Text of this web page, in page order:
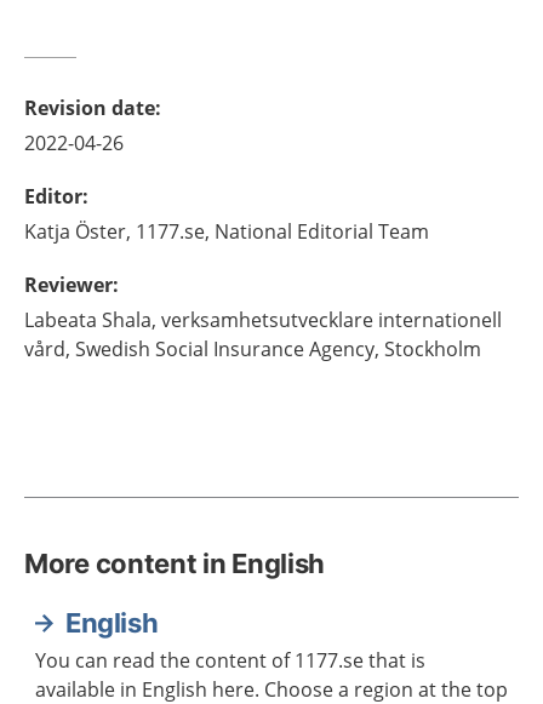
Revision date:
2022-04-26
Editor:
Katja Öster, 1177.se, National Editorial Team
Reviewer:
Labeata Shala, verksamhetsutvecklare internationell
vård, Swedish Social Insurance Agency, Stockholm
More content in English
English
You can read the content of 1177.se that is
available in English here. Choose a region at the top